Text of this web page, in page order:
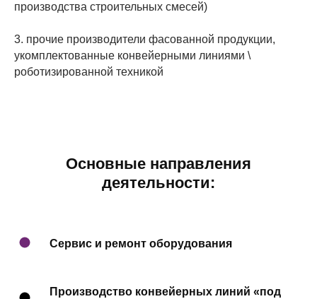
производства строительных смесей)
3. прочие производители фасованной продукции,
укомплектованные конвейерными линиями \
роботизированной техникой
Основные направления
деятельности:
Сервис и ремонт оборудования
Производство конвейерных линий «под